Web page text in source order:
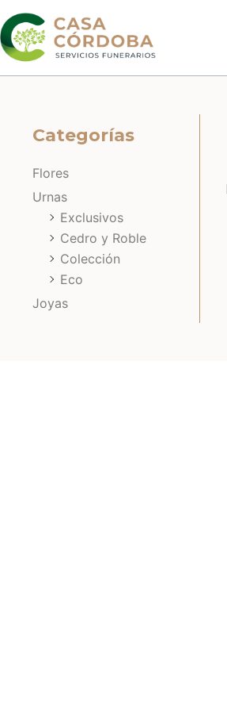
al
contenido
Categorías
Flores
Urnas
Exclusivos
Cedro y Roble
Colección
Eco
Joyas